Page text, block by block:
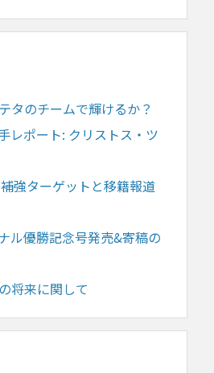
タのチームで輝けるか？
レポート: クリストス・ツ
強ターゲットと移籍報道
ル優勝記念号発売&寄稿の
将来に関して